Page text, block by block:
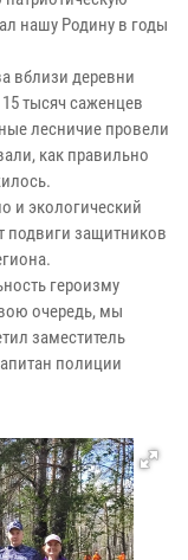
нашу Родину в годы
вблизи деревни
тысяч саженцев
лесничие провели
как правильно
и экологический
подвиги защитников
героизму
очередь, мы
заместитель
полиции